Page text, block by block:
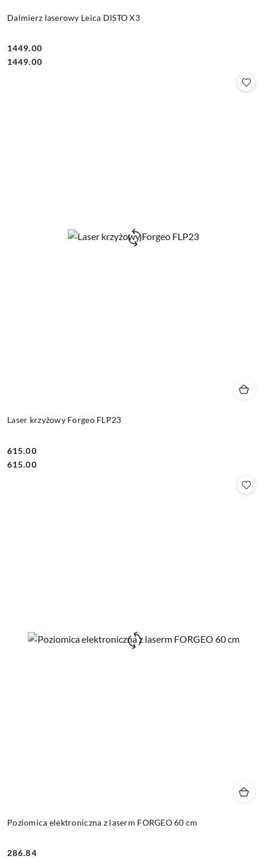
Dalmierz laserowy Leica DISTO X3
Cena:
1449.00
Cena:
1449.00
Laser krzyżowy Forgeo FLP23
Cena:
615.00
Cena:
615.00
Poziomica elektroniczna z laserm FORGEO 60 cm
286.84